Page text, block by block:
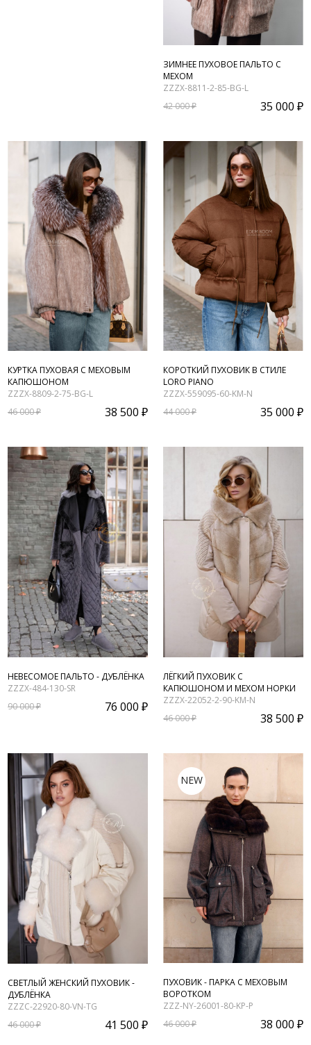
ЗИМНЕЕ ПУХОВОЕ ПАЛЬТО С
МЕХОМ
ZZZX-8811-2-85-BG-L
42 000 ₽
35 000 ₽
КУРТКА ПУХОВАЯ С МЕХОВЫМ
КАПЮШОНОМ
ZZZX-8809-2-75-BG-L
46 000 ₽
38 500 ₽
КОРОТКИЙ ПУХОВИК В СТИЛЕ
LORO PIANO
ZZZX-559095-60-KM-N
44 000 ₽
35 000 ₽
НЕВЕСОМОЕ ПАЛЬТО - ДУБЛЁНКА
ZZZX-484-130-SR
90 000 ₽
76 000 ₽
ЛЁГКИЙ ПУХОВИК С
КАПЮШОНОМ И МЕХОМ НОРКИ
ZZZX-22052-2-90-KM-N
46 000 ₽
38 500 ₽
СВЕТЛЫЙ ЖЕНСКИЙ ПУХОВИК -
ДУБЛЁНКА
ZZZC-22920-80-VN-TG
46 000 ₽
41 500 ₽
NEW
ПУХОВИК - ПАРКА С МЕХОВЫМ
ВОРОТКОМ
ZZZ-NY-26001-80-KP-P
46 000 ₽
38 000 ₽